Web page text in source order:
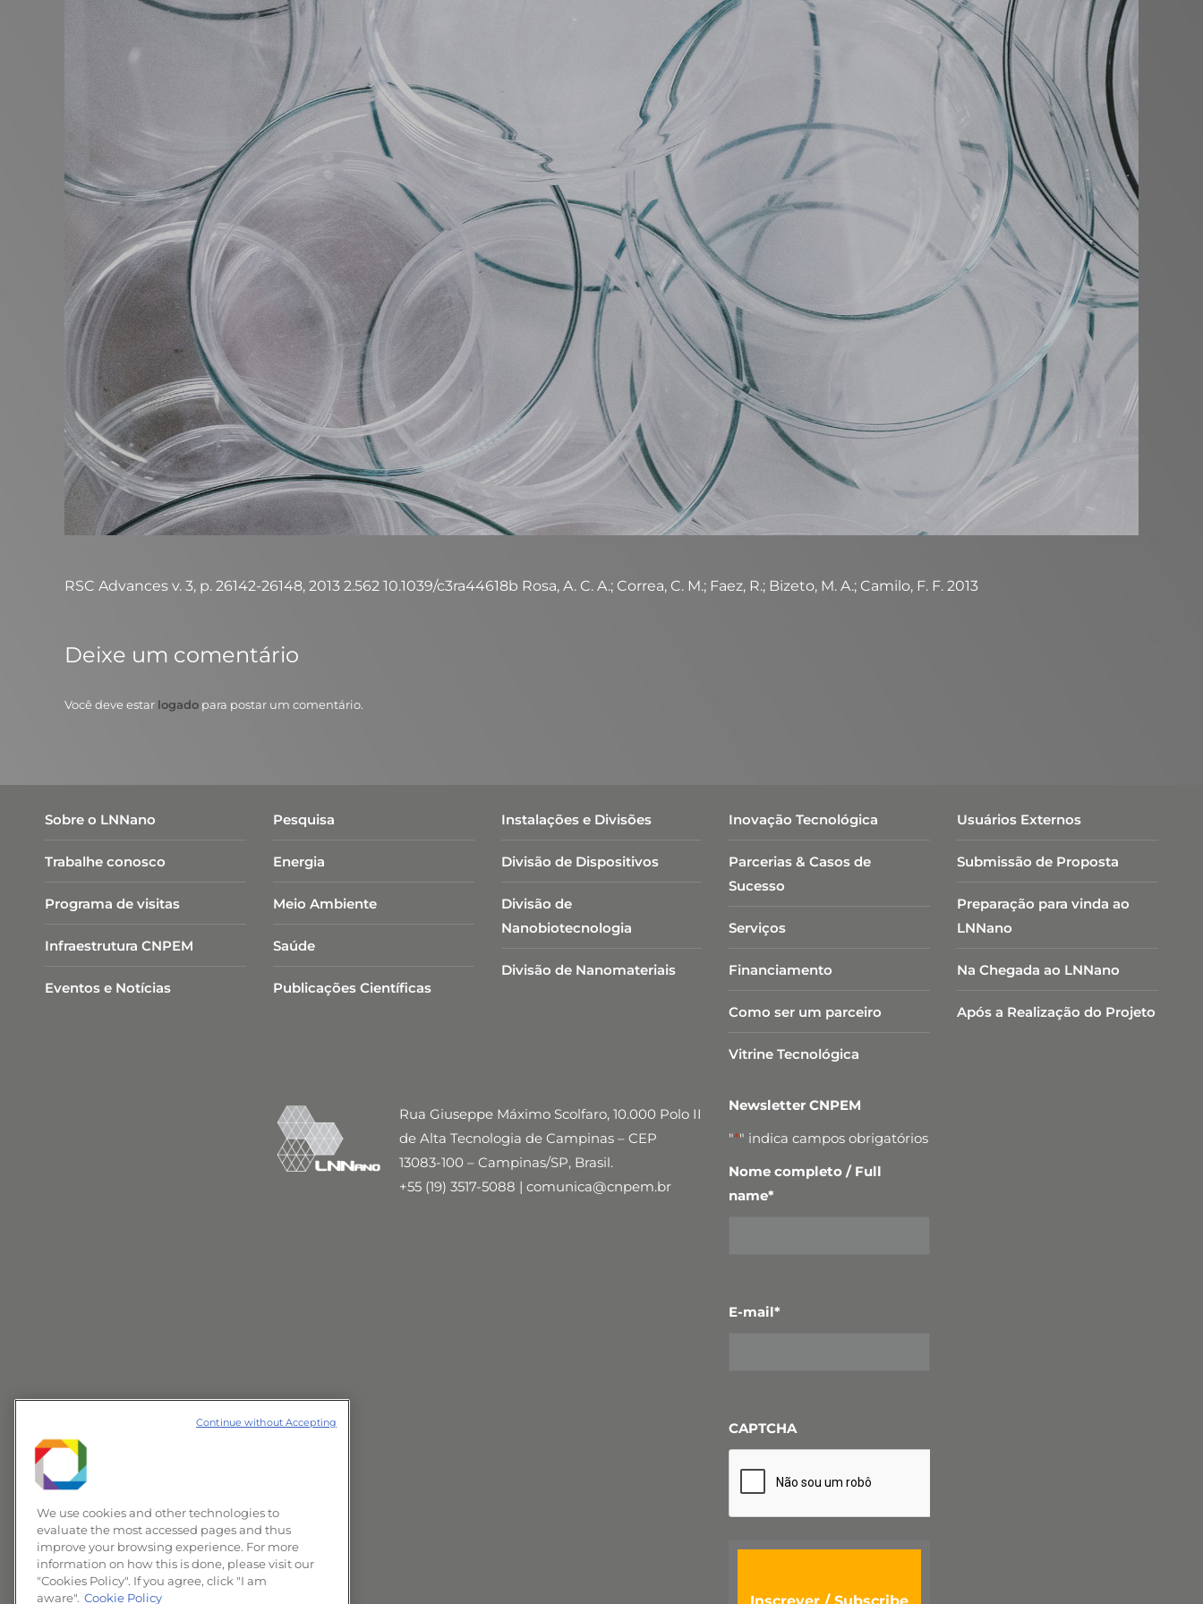
RSC Advances v. 3, p. 26142-26148, 2013 2.562 10.1039/c3ra44618b Rosa, A. C. A.; Correa, C. M.; Faez, R.; Bizeto, M. A.; Camilo, F. F. 2013
Deixe um comentário
Você deve estar logado para postar um comentário.
Sobre o LNNano
Trabalhe conosco
Programa de visitas
Infraestrutura CNPEM
Eventos e Notícias
Pesquisa
Energia
Meio Ambiente
Saúde
Publicações Científicas
Instalações e Divisões
Divisão de Dispositivos
Divisão de
Nanobiotecnologia​
Divisão de Nanomateriais
Inovação Tecnológica
Parcerias & Casos de
Sucesso
Serviços
Financiamento
Como ser um parceiro
Vitrine Tecnológica
Usuários Externos
Submissão de Proposta
Preparação para vinda ao
LNNano
Na Chegada ao LNNano
Após a Realização do Projeto
Rua Giuseppe Máximo Scolfaro, 10.000 Polo II
de Alta Tecnologia de Campinas – CEP
13083-100 – Campinas/SP, Brasil.
+55 (19) 3517-5088 | comunica@cnpem.br
Newsletter CNPEM
"*" indica campos obrigatórios
Nome completo / Full
name*
E-mail*
CAPTCHA
We use cookies and other technologies to
evaluate the most accessed pages and thus
improve your browsing experience. For more
information on how this is done, please visit our
"Cookies Policy". If you agree, click "I am
aware". Cookie Policy
Continue without Accepting